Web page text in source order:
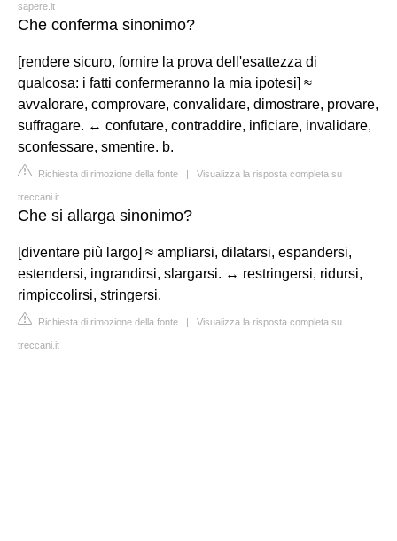
sapere.it
Che conferma sinonimo?
[rendere sicuro, fornire la prova dell'esattezza di
qualcosa: i fatti confermeranno la mia ipotesi] ≈
avvalorare, comprovare, convalidare, dimostrare, provare,
suffragare. ↔ confutare, contraddire, inficiare, invalidare,
sconfessare, smentire. b.
Richiesta di rimozione della fonte | Visualizza la risposta completa su
treccani.it
Che si allarga sinonimo?
[diventare più largo] ≈ ampliarsi, dilatarsi, espandersi,
estendersi, ingrandirsi, slargarsi. ↔ restringersi, ridursi,
rimpiccolirsi, stringersi.
Richiesta di rimozione della fonte | Visualizza la risposta completa su
treccani.it